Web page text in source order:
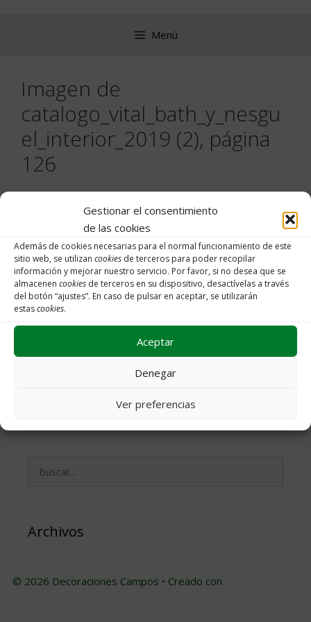
Gestionar el consentimiento
de las cookies
Además de cookies necesarias para el normal funcionamiento de este
sitio web, se utilizan cookies de terceros para poder recopilar
información y mejorar nuestro servicio. Por favor, si no desea que se
almacenen cookies de terceros en su dispositivo, desactívelas a través
del botón “ajustes”. En caso de pulsar en aceptar, se utilizarán
estascookies.
Aceptar
Denegar
Ver preferencias
Menú
Imagen de
catalogo_vital_bath_y_nesgu
el_interior_2019 (2), página
126
Buscar:
Archivos
© 2026 Decoraciones Campos • Creado con